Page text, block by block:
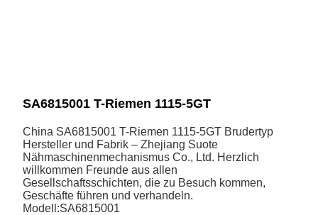
SA6815001 T-Riemen 1115-5GT
China SA6815001 T-Riemen 1115-5GT Brudertyp
Hersteller und Fabrik – Zhejiang Suote
Nähmaschinenmechanismus Co., Ltd. Herzlich
willkommen Freunde aus allen
Gesellschaftsschichten, die zu Besuch kommen,
Geschäfte führen und verhandeln.
Modell:SA6815001